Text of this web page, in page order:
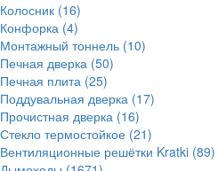
Колосник (16)
Конфорка (4)
Монтажный тоннель (10)
Печная дверка (50)
Печная плита (25)
Поддувальная дверка (17)
Прочистная дверка (16)
Стекло термостойкое (21)
Вентиляционные решётки Kratki (89)